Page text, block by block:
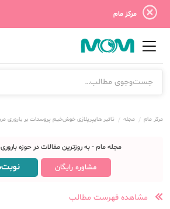
مرکز مام
مرکز مام مجله تاثیر هایپرپلازی خوش‌خیم پروستات بر باروری
مجله مام - به روزترین مقالات در حوزه باروری
مشاوره رایگان
مشاهده فهرست مطالب